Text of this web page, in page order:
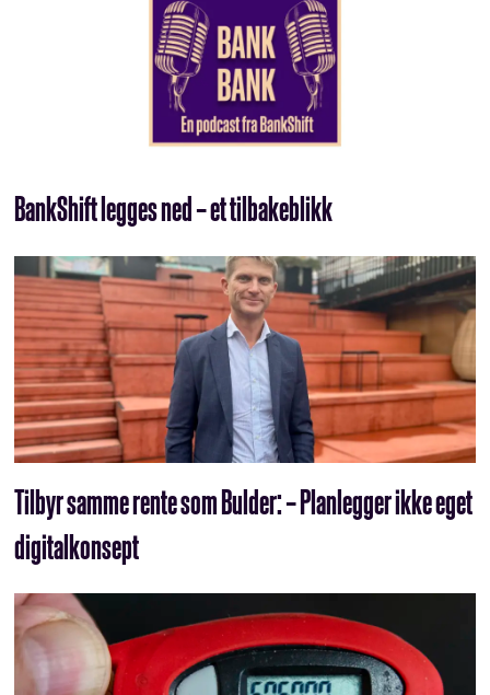
BankShift legges ned – et tilbakeblikk
Tilbyr samme rente som Bulder: – Planlegger ikke eget
digitalkonsept